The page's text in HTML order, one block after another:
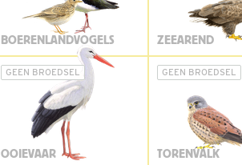
BOERENLANDVOGELS ZEEAREND
GEEN BROEDSEL
OOIEVAAR
GEEN BROEDSEL
TORENVALK